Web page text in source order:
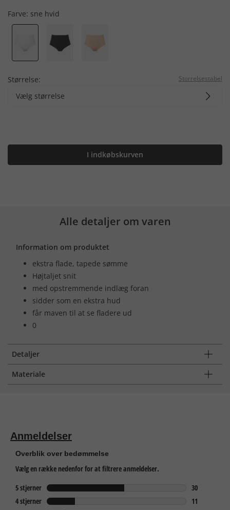
Farve: sne hvid
Størrelse: Storrelsestabel
Vælg størrelse
I indkøbskurven
Alle detaljer om varen
Information om produktet
ekstra flade, tapede sømme
Højtaljet snit
med opstremmende indlæg foran
sidder som en ekstra hud
får maven til at se fladere ud
0
Detaljer
Materiale